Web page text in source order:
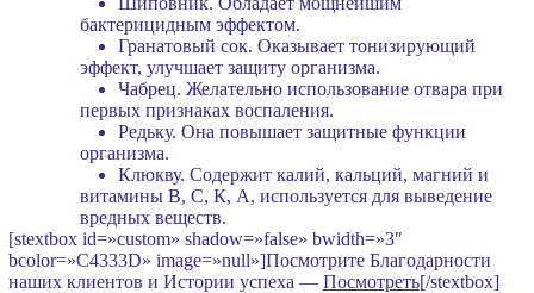
бактерицидным эффектом.
Гранатовый сок. Оказывает тонизирующий
эффект, улучшает защиту организма.
Чабрец. Желательно использование отвара при
первых признаках воспаления.
Редьку. Она повышает защитные функции
организма.
Клюкву. Содержит калий, кальций, магний и
витамины В, С, К, А, используется для выведение
вредных веществ.
[stextbox id=»custom» shadow=»false» bwidth=»3″
bcolor=»C4333D» image=»null»]Посмотрите Благодарности
наших клиентов и Истории успеха — Посмотреть[/stextbox]